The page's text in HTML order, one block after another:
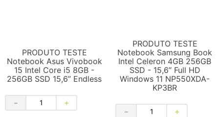
PRODUTO TESTE
Notebook Asus Vivobook
15 Intel Core i5 8GB -
256GB SSD 15,6” Endless
＋
－
PRODUTO TESTE
Notebook Samsung Book
Intel Celeron 4GB 256GB
SSD - 15,6” Full HD
Windows 11 NP550XDA-
KP3BR
＋
－